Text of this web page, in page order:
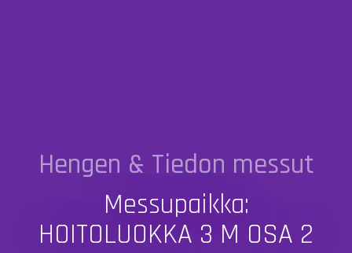
Hengen & Tiedon messut
Messupaikka:
HOITOLUOKKA 3 M OSA 2